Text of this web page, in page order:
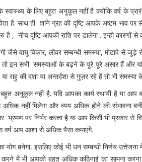
के लिए बहुत अनुकूल नहीं है क्योंकि वर्ष के
है. साथ ही शनि ग्रह की दृष्टि आपके अष्टम भाव पर
, नीच दृष्टि आपकी राशि पर डालेगा . इन्ही कारणों से
जैसे वायु विकार, लीवर सम्बन्धी समस्या, मोटापे से जुड़े
इन सभी समस्याओं के बढ़ने के पूरे पूरे असार हैं और
राहु की दशा या अन्तर्दशा से गुज़र रहे हैं तो भी समस्या
अनुकूल नहीं है. यदि आपका कार्य स्थायी है या आप
नहीं मिलेगा और व्यय अधिक होने की संभावना
भ्रमण पर निर्भर करता है या आप किसी भी
आप आशा से अधिक पैसा कमाएंगे.
बनेगा, इसलिए कोई भी धन सम्बन्धी निर्णय
करने में भी आपको बहुत अधिक कठिनाई का सामना